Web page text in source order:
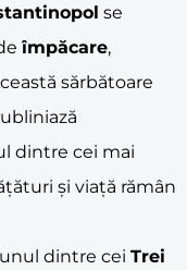
se
împăcare,
sărbătoare
dintre cei mai
și viață rămân
dintre cei Trei